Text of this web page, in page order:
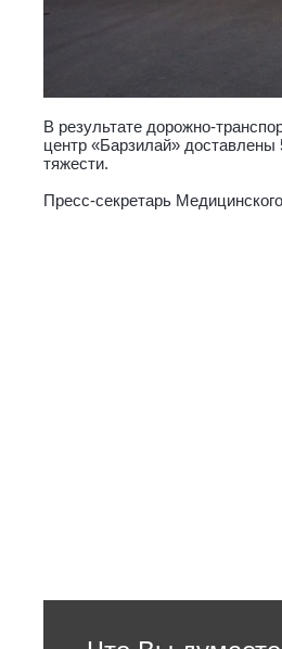
В результате дорожно-
центр «Барзилай» доставлены
тяжести.
Пресс-секретарь